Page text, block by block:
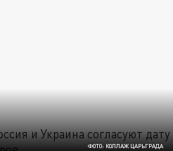
ФОТО: КОЛЛАЖ ЦАРЬГРАДА